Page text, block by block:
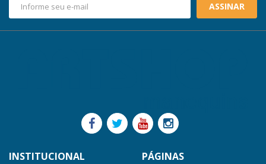
ASSINAR
INSTITUCIONAL PÁGINAS